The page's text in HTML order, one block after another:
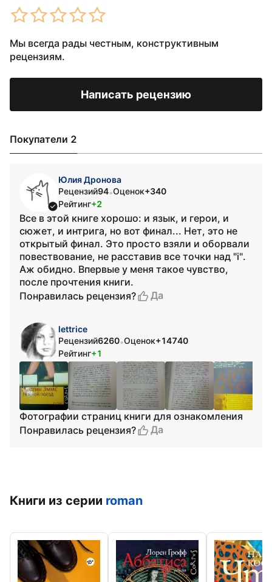
Мы всегда рады честным, конструктивным
рецензиям.
Написать рецензию
Покупатели 2
Юлия Дронова
Рецензий94•Оценок+340
Рейтинг+2
Все в этой книге хорошо: и язык, и герои, и
сюжет, и интрига, но вот финал... Нет, это не
открытый финал. Это просто взяли и оборвали
повествование, не расставив все точки над "i".
Аж обидно. Впервые у меня такое чувство,
после прочтения книги.
Понравилась рецензия?
Да
lettrice
Рецензий6260•Оценок+14740
Рейтинг+1
Фотографии страниц книги для ознакомления
Понравилась рецензия?
Да
Книги из серии roman